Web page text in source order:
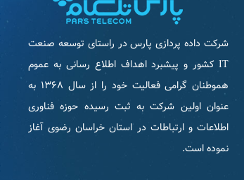
شرکت داده پردازی پارس در راستای توسعه صنعت
IT كشور و پیشبرد اهداف اطلاع رسانی به عموم
هموطنان گرامی فعاليت خود را از سال ۱۳۶۸ به
عنوان اولین شرکت به ثبت رسیده حوزه فناوری
اطلاعات و ارتباطات در استان خراسان رضوی آغاز
نموده است.